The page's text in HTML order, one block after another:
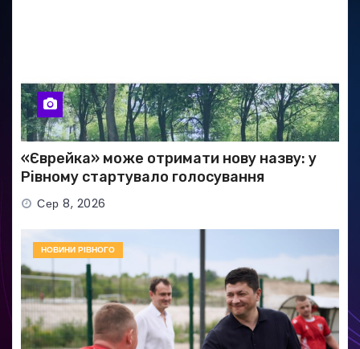
«Єврейка» може отримати нову назву: у
Рівному стартувало голосування
Сер 8, 2026
НОВИНИ РІВНОГО